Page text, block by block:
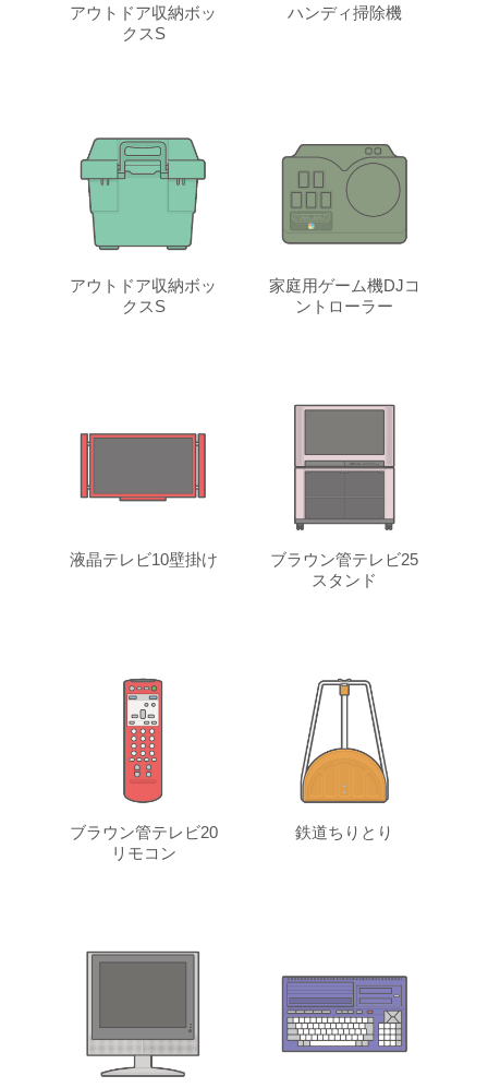
アウトドア収納ボッ
クスS
ハンディ掃除機
アウトドア収納ボッ
クスS
家庭用ゲーム機DJコ
ントローラー
液晶テレビ10壁掛け
ブラウン管テレビ25
スタンド
ブラウン管テレビ20
リモコン
鉄道ちりとり